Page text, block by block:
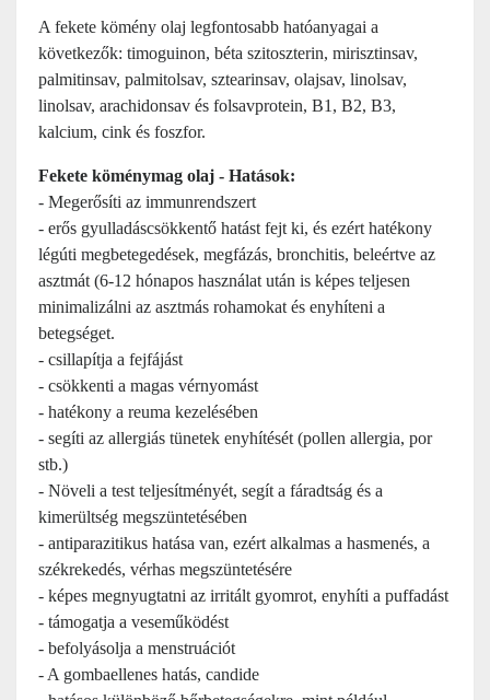
A fekete kömény olaj legfontosabb hatóanyagai a
következők: timoguinon, béta szitoszterin, mirisztinsav,
palmitinsav, palmitolsav, sztearinsav, olajsav, linolsav,
linolsav, arachidonsav és folsavprotein, B1, B2, B3,
kalcium, cink és foszfor.
Fekete köménymag olaj - Hatások:
- Megerősíti az immunrendszert
- erős gyulladáscsökkentő hatást fejt ki, és ezért hatékony
légúti megbetegedések, megfázás, bronchitis, beleértve az
asztmát (6-12 hónapos használat után is képes teljesen
minimalizálni az asztmás rohamokat és enyhíteni a
betegséget.
- csillapítja a fejfájást
- csökkenti a magas vérnyomást
- hatékony a reuma kezelésében
- segíti az allergiás tünetek enyhítését (pollen allergia, por
stb.)
- Növeli a test teljesítményét, segít a fáradtság és a
kimerültség megszüntetésében
- antiparazitikus hatása van, ezért alkalmas a hasmenés, a
székrekedés, vérhas megszüntetésére
- képes megnyugtatni az irritált gyomrot, enyhíti a puffadást
- támogatja a veseműködést
- befolyásolja a menstruációt
- A gombaellenes hatás, candide